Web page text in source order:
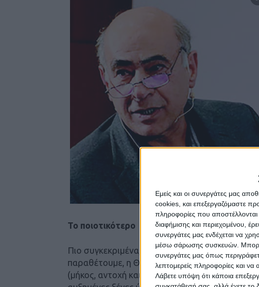
Εμείς και οι συνεργάτες μας
cookies, και επεξεργαζόμαστε
πληροφορίες που αποστέλλονται
διαφήμισης και περιεχομένου,
συνεργάτες μας ενδέχεται να
μέσω σάρωσης συσκευών.
συνεργάτες μας όπως
λεπτομερείς πληροφορίες και να
Λάβετε υπόψη ότι κάποια
Το ποιοτικότερο
Πιο συγκεκριμένα, όπως είπε, παρουσιάζοντας
παραθέτουμε, η Θεσσαλία εχει τα καλύτερα
(μήκος, αντοχή και micronaire, κυτίο χρώματος)